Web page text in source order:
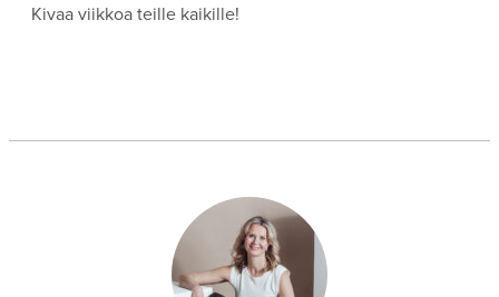
Kivaa viikkoa teille kaikille!